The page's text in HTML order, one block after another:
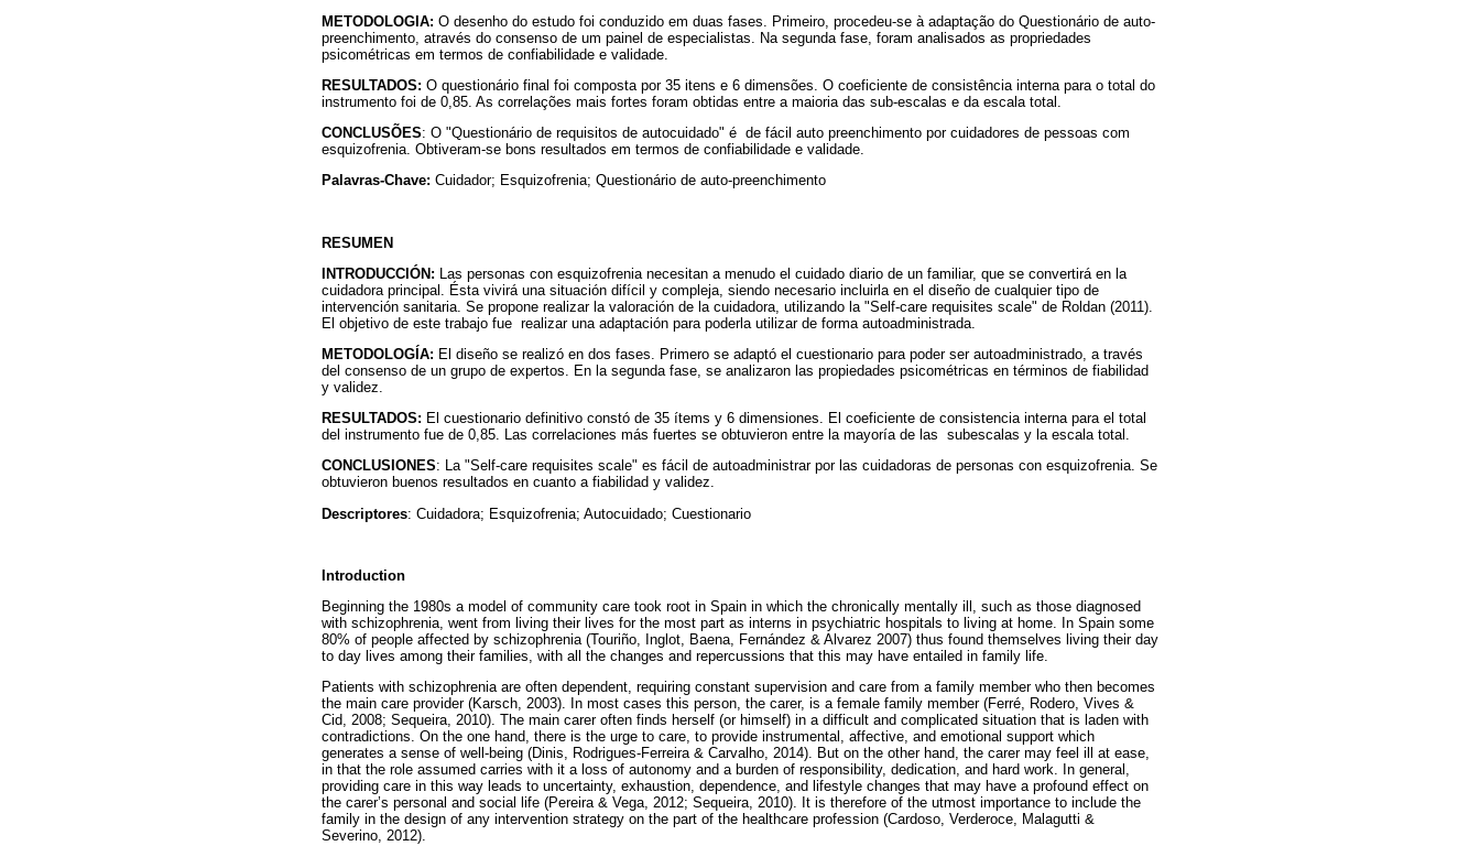
METODOLOGIA: O desenho do estudo foi conduzido em duas fases. Primeiro, procedeu-se à adaptação do Questionário de auto-
preenchimento, através do consenso de um painel de especialistas. Na segunda fase, foram analisados as propriedades
psicométricas em termos de confiabilidade e validade.
RESULTADOS: O questionário final foi composta por 35 itens e 6 dimensões. O coeficiente de consistência interna para o total do
instrumento foi de 0,85. As correlações mais fortes foram obtidas entre a maioria das sub-escalas e da escala total.
CONCLUSÕES: O "Questionário de requisitos de autocuidado" é de fácil auto preenchimento por cuidadores de pessoas com
esquizofrenia. Obtiveram-se bons resultados em termos de confiabilidade e validade.
Palavras-Chave: Cuidador; Esquizofrenia; Questionário de auto-preenchimento
RESUMEN
INTRODUCCIÓN: Las personas con esquizofrenia necesitan a menudo el cuidado diario de un familiar, que se convertirá en la
cuidadora principal. Ésta vivirá una situación difícil y compleja, siendo necesario incluirla en el diseño de cualquier tipo de
intervención sanitaria. Se propone realizar la valoración de la cuidadora, utilizando la "Self-care requisites scale" de Roldan (2011).
El objetivo de este trabajo fue realizar una adaptación para poderla utilizar de forma autoadministrada.
METODOLOGÍA: El diseño se realizó en dos fases. Primero se adaptó el cuestionario para poder ser autoadministrado, a través
del consenso de un grupo de expertos. En la segunda fase, se analizaron las propiedades psicométricas en términos de fiabilidad
y validez.
RESULTADOS: El cuestionario definitivo constó de 35 ítems y 6 dimensiones. El coeficiente de consistencia interna para el total
del instrumento fue de 0,85. Las correlaciones más fuertes se obtuvieron entre la mayoría de las subescalas y la escala total.
CONCLUSIONES: La "Self-care requisites scale" es fácil de autoadministrar por las cuidadoras de personas con esquizofrenia. Se
obtuvieron buenos resultados en cuanto a fiabilidad y validez.
Descriptores: Cuidadora; Esquizofrenia; Autocuidado; Cuestionario
Introduction
Beginning the 1980s a model of community care took root in Spain in which the chronically mentally ill, such as those diagnosed
with schizophrenia, went from living their lives for the most part as interns in psychiatric hospitals to living at home. In Spain some
80% of people affected by schizophrenia (Touriño, Inglot, Baena, Fernández & Alvarez 2007) thus found themselves living their day
to day lives among their families, with all the changes and repercussions that this may have entailed in family life.
Patients with schizophrenia are often dependent, requiring constant supervision and care from a family member who then becomes
the main care provider (Karsch, 2003). In most cases this person, the carer, is a female family member (Ferré, Rodero, Vives &
Cid, 2008; Sequeira, 2010). The main carer often finds herself (or himself) in a difficult and complicated situation that is laden with
contradictions. On the one hand, there is the urge to care, to provide instrumental, affective, and emotional support which
generates a sense of well-being (Dinis, Rodrigues-Ferreira & Carvalho, 2014). But on the other hand, the carer may feel ill at ease,
in that the role assumed carries with it a loss of autonomy and a burden of responsibility, dedication, and hard work. In general,
providing care in this way leads to uncertainty, exhaustion, dependence, and lifestyle changes that may have a profound effect on
the carer’s personal and social life (Pereira & Vega, 2012; Sequeira, 2010). It is therefore of the utmost importance to include the
family in the design of any intervention strategy on the part of the healthcare profession (Cardoso, Verderoce, Malagutti &
Severino, 2012).